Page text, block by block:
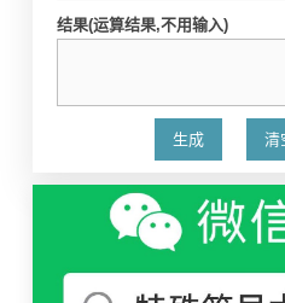
结果(运算结果,不用输入)